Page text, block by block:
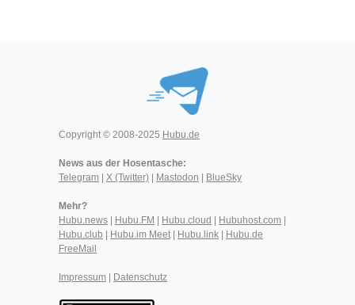
Copyright © 2008-2025 Hubu.de
News aus der Hosentasche:
Telegram
X (Twitter) Mastodon BlueSky
Mehr?
Hubu.news
Hubu.FM Hubu.cloud Hubuhost.com
Hubu.club
Hubu.im Meet| Hubu.link
Hubu.de
FreeMail
Impressum Datenschutz